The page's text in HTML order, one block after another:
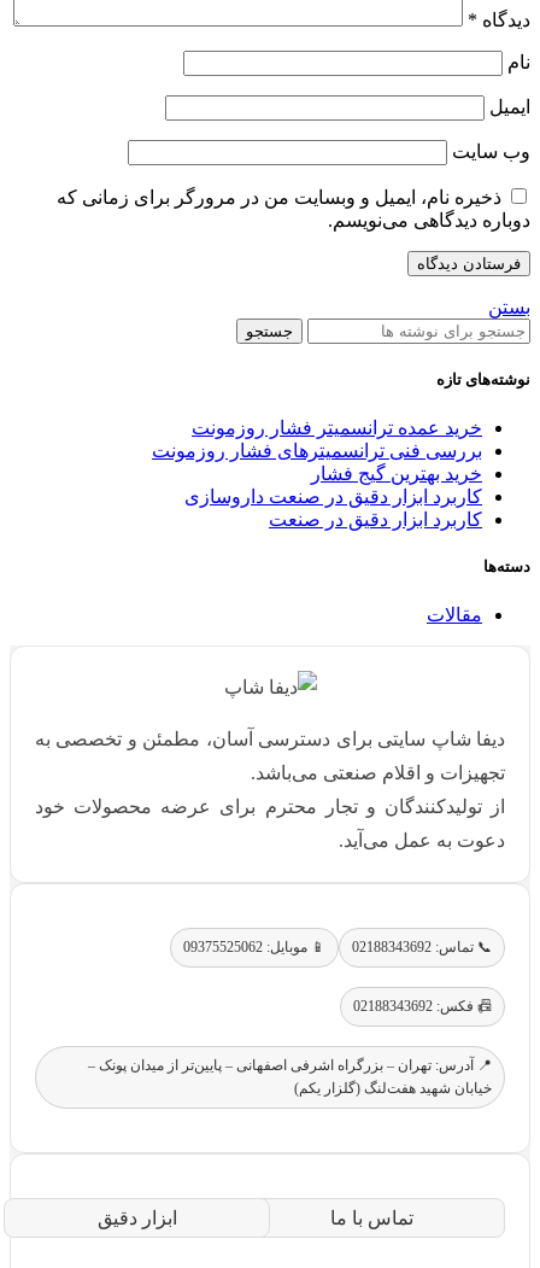
دیدگاه *
نام
ایمیل
وب‌ سایت
ذخیره نام، ایمیل و وبسایت من در مرورگر برای زمانی که
دوباره دیدگاهی می‌نویسم.
بستن
جستجو
نوشته‌های تازه
خرید عمده ترانسمیتر فشار روزمونت
بررسی فنی ترانسمیترهای فشار روزمونت
خرید بهترین گیج فشار
کاربرد ابزار دقیق در صنعت داروسازی
کاربرد ابزار دقیق در صنعت
دسته‌ها
مقالات
دیفا شاپ سایتی برای دسترسی آسان، مطمئن و تخصصی به
تجهیزات و اقلام صنعتی می‌باشد.
از تولیدکنندگان و تجار محترم برای عرضه محصولات خود
دعوت به عمل می‌آید.
📞 تماس: 02188343692 📱 موبایل: 09375525062
📠 فکس: 02188343692
📍 آدرس: تهران – بزرگراه اشرفی اصفهانی – پایین‌تر از میدان پونک –
خیابان شهید هفت‌لنگ (گلزار یکم)
تماس با ما ابزار دقیق